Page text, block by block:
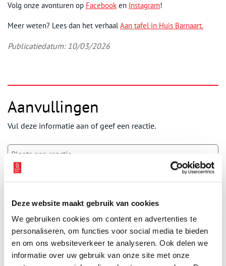
Deze website maakt gebruik van cookies
We gebruiken cookies om content en advertenties te
personaliseren, om functies voor social media te bieden
en om ons websiteverkeer te analyseren. Ook delen we
informatie over uw gebruik van onze site met onze
Volg onze avonturen op Facebook en Instagram!
Meer weten? Lees dan het verhaalAan tafel in Huis Barnaart.
Publicatiedatum: 10/03/2026
Aanvullingen
Vul deze informatie aan of geef een reactie.
E-mail